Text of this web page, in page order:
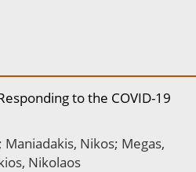
to the COVID-19
Nikos; Megas,
Nikolaos